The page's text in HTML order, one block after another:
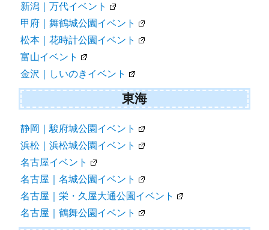
新潟｜万代イベント
甲府｜舞鶴城公園イベント
松本｜花時計公園イベント
富山イベント
金沢｜しいのきイベント
東海
静岡｜駿府城公園イベント
浜松｜浜松城公園イベント
名古屋イベント
名古屋｜名城公園イベント
名古屋｜栄・久屋大通公園イベント
名古屋｜鶴舞公園イベント